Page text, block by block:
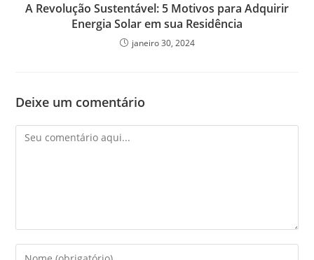
A Revolução Sustentável: 5 Motivos para Adquirir
Energia Solar em sua Residência
janeiro 30, 2024
Deixe um comentário
Comentário
Digite